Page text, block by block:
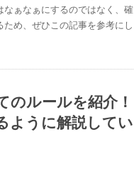
なぁなぁにするのではなく、確
め、ぜひこの記事を参考にし
のルールを紹介！
ように解説してい